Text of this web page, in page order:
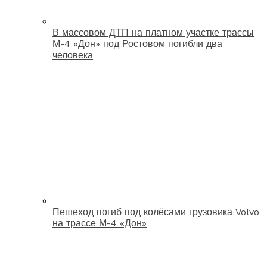
В массовом ДТП на платном участке трассы
М-4 «Дон» под Ростовом погибли два
человека
Пешеход погиб под колёсами грузовика Volvo
на трассе М-4 «Дон»